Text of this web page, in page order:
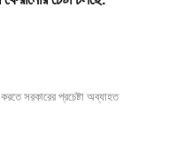
সরকারের প্রচেষ্টা অব্যাহত